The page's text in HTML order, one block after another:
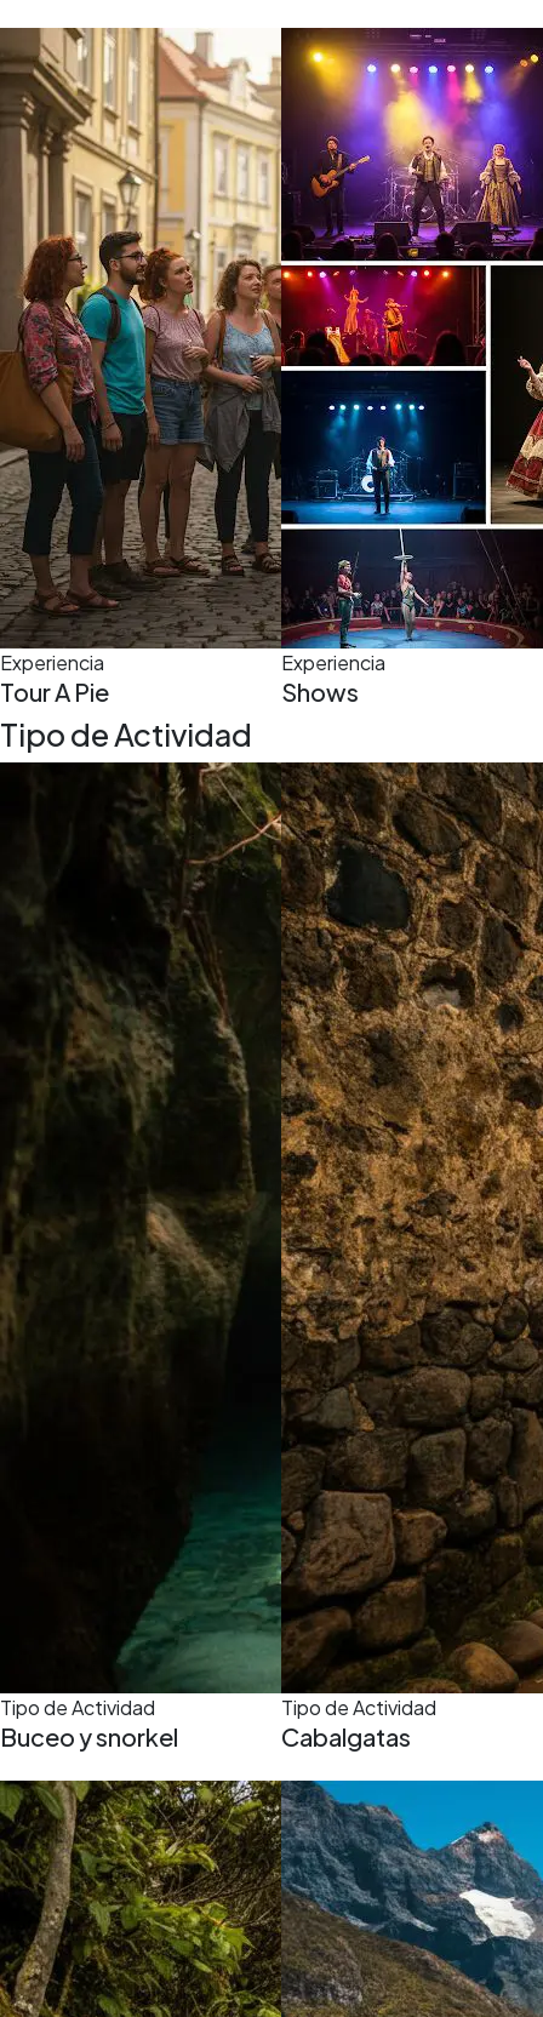
Experiencia
Tour A Pie
Experiencia
Shows
Tipo de Actividad
Tipo de Actividad
Buceo y snorkel
Tipo de Actividad
Cabalgatas